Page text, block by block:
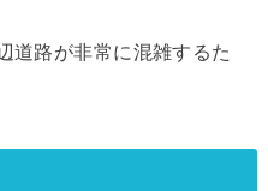
道路が非常に混雑するた